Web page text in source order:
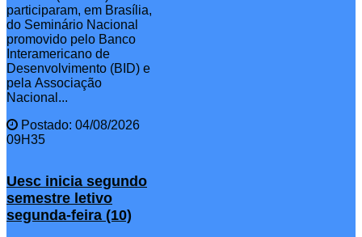
participaram, em Brasília,
do Seminário Nacional
promovido pelo Banco
Interamericano de
Desenvolvimento (BID) e
pela Associação
Nacional...
Postado: 04/08/2026
09H35
Uesc inicia segundo
semestre letivo
segunda-feira (10)